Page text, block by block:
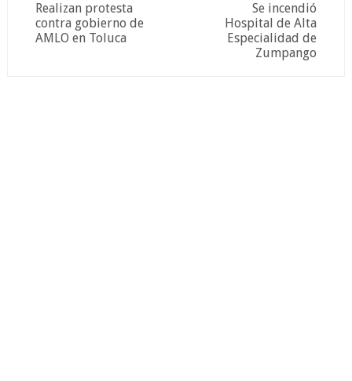
Se incendió
Hospital de Alta
Especialidad de
Zumpango
Realizan protesta
contra gobierno de
AMLO en Toluca